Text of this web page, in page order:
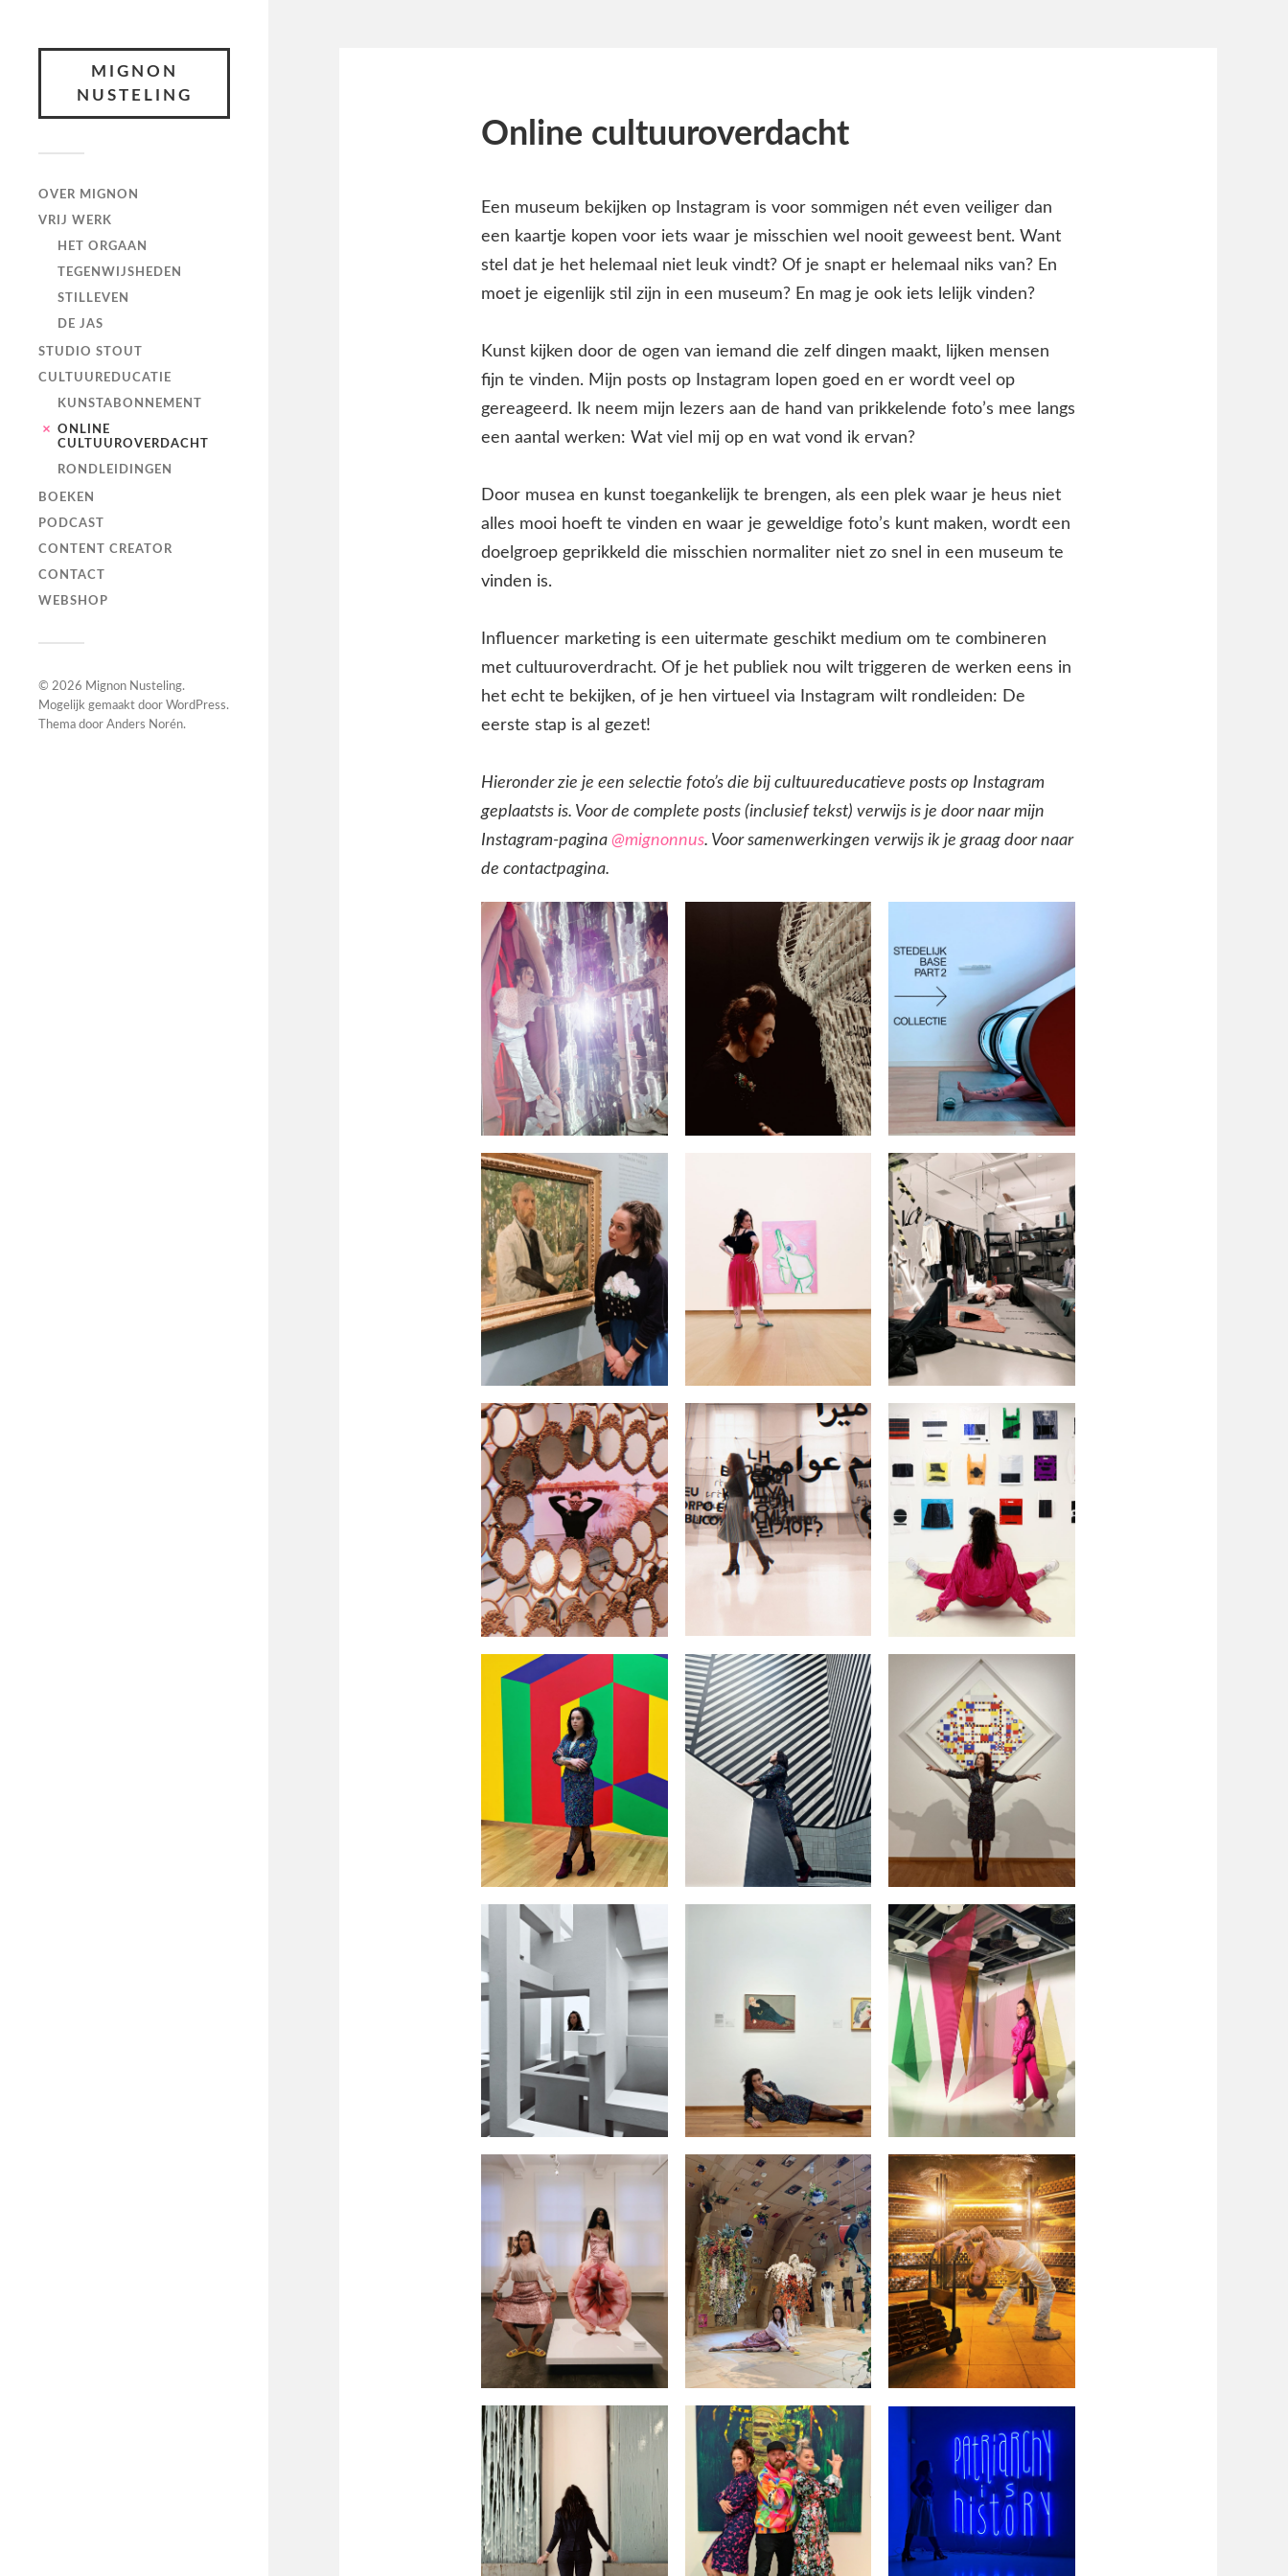
MIGNON
NUSTELING
OVER MIGNON
VRIJ WERK
HET ORGAAN
TEGENWIJSHEDEN
STILLEVEN
DE JAS
STUDIO STOUT
CULTUUREDUCATIE
KUNSTABONNEMENT
ONLINE
CULTUUROVERDACHT
RONDLEIDINGEN
BOEKEN
PODCAST
CONTENT CREATOR
CONTACT
WEBSHOP
© 2026 Mignon Nusteling.
Mogelijk gemaakt door WordPress.
Thema door Anders Norén.
Online cultuuroverdacht
Een museum bekijken op Instagram is voor sommigen nét even veiliger dan
een kaartje kopen voor iets waar je misschien wel nooit geweest bent. Want
stel dat je het helemaal niet leuk vindt? Of je snapt er helemaal niks van? En
moet je eigenlijk stil zijn in een museum? En mag je ook iets lelijk vinden?
Kunst kijken door de ogen van iemand die zelf dingen maakt, lijken mensen
fijn te vinden. Mijn posts op Instagram lopen goed en er wordt veel op
gereageerd. Ik neem mijn lezers aan de hand van prikkelende foto’s mee langs
een aantal werken: Wat viel mij op en wat vond ik ervan?
Door musea en kunst toegankelijk te brengen, als een plek waar je heus niet
alles mooi hoeft te vinden en waar je geweldige foto’s kunt maken, wordt een
doelgroep geprikkeld die misschien normaliter niet zo snel in een museum te
vinden is.
Influencer marketing is een uitermate geschikt medium om te combineren
met cultuuroverdracht. Of je het publiek nou wilt triggeren de werken eens in
het echt te bekijken, of je hen virtueel via Instagram wilt rondleiden: De
eerste stap is al gezet!
Hieronder zie je een selectie foto’s die bij cultuureducatieve posts op Instagram
geplaatsts is. Voor de complete posts (inclusief tekst) verwijs is je door naar mijn
Instagram-pagina @mignonnus. Voor samenwerkingen verwijs ik je graag door naar
de contactpagina.